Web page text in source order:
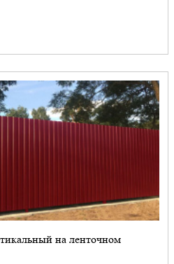
на ленточном